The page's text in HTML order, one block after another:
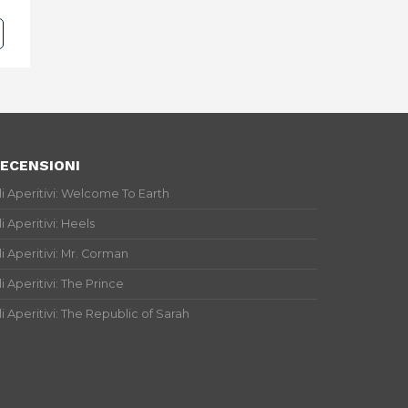
Aperitivi: Welcome To Earth
Aperitivi: Heels
Aperitivi: Mr. Corman
Aperitivi: The Prince
Aperitivi: The Republic of Sarah